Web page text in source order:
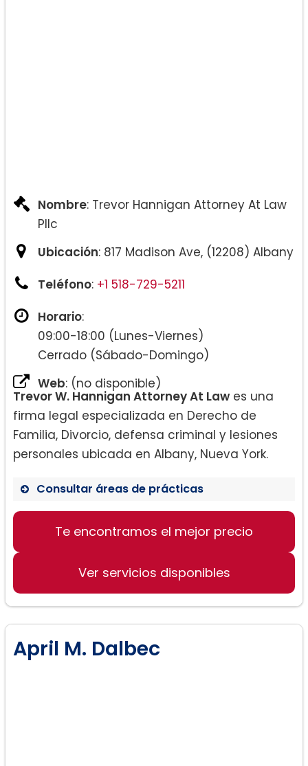
Nombre: Trevor Hannigan Attorney At Law
Pllc
Ubicación: 817 Madison Ave, (12208) Albany
Teléfono: +1 518-729-5211
Horario:
09:00-18:00 (Lunes-Viernes)
Cerrado (Sábado-Domingo)
Web: (no disponible)
Trevor W. Hannigan Attorney At Law es una
firma legal especializada en Derecho de
Familia, Divorcio, defensa criminal y lesiones
personales ubicada en Albany, Nueva York.
Consultar áreas de prácticas
Divorcio y Custodia
Defensa criminal
Te encontramos el mejor precio
Ver servicios disponibles
April M. Dalbec